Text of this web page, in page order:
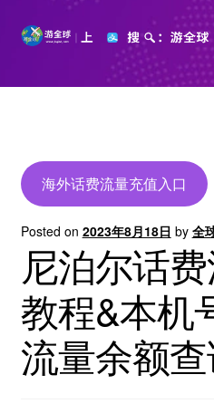
Skip
Skip
首页
公司介绍
海外话费流量充值入口
Posted on 2023年8月18日 by 全
尼泊尔话
教程&本机
流量余额